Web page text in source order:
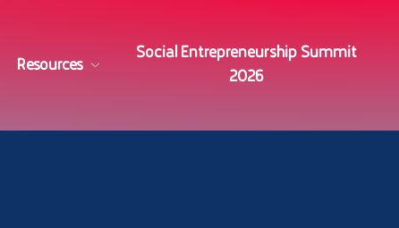
Resources
Social Entrepreneurship Summit
2026